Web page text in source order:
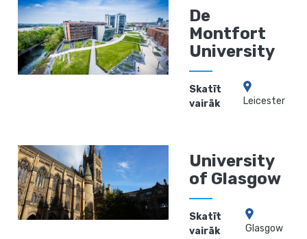
De
Montfort
University
Skatīt
vairāk
Leicester
University
of Glasgow
Skatīt
vairāk
Glasgow